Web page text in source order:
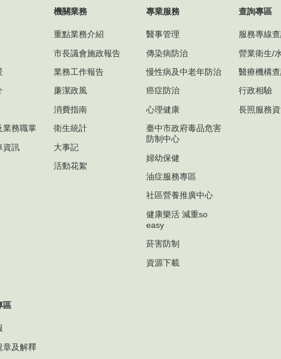
業務職掌
資訊
機關業務
重點業務介紹
市長議會施政報告
業務工作報告
廉潔政風
消費指南
衛生統計
大事記
活動花絮
專業服務
醫事管理
傳染病防治
慢性病及中老年防治
癌症防治
心理健康
臺中市政府毒品危害
防制中心
婦幼保健
油症服務專區
社區營養推廣中心
健康樂活 減重so
easy
菸害防制
資源下載
查詢專區
服務專線
營業衛生/
醫療機構
行政相驗
長照服務
區
章及解釋